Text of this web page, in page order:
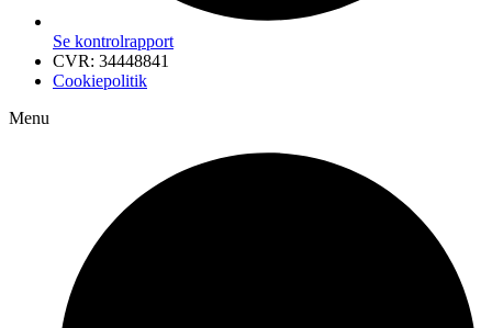
Se kontrolrapport
CVR: 34448841
Cookiepolitik
Menu